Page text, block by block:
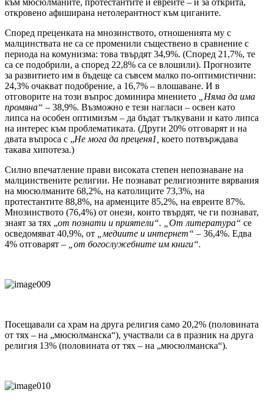
към мюсюлманите, протестантите и евреите – и за открита,
откровено афиширана нетолерантност към циганите.
Според преценката на мнозинството, отношенията му с
малцинствата не са се променили съществено в сравнение с
периода на комунизма: това твърдят 34,9%. (Според 21,7%, те
са се подобрили, а според 22,8% са се влошили). Прогнозите
за развитието им в бъдеще са съвсем малко по-оптимистични:
24,3% очакват подобрение, а 16,7% – влошаване. И в
отговорите на този въпрос доминира мнението
„Няма да има
промяна“ – 38,9%. Възможно е тези нагласи – освен като
липса на особен оптимизъм – да бъдат тълкувани и като липса
на интерес към проблематиката. (Други 20% отговарят и на
двата въпроса с „Не мога да преценя1, което потвърждава
такава хипотеза.)
Силно впечатление прави високата степен непознаване на
малцинствените религии. Не познават религиозните вярвания
на мюсюлманите 68,2%, на католиците 73,3%, на
протестантите 88,8%, на арменците 85,2%, на евреите 87%.
Мнозинството (76,4%) от онези, които твърдят, че ги познават,
знаят за тях „от познати и приятели“. „От литература“ се
осведомяват 40,9%, от
„медиите и интернет“ – 36,4%. Едва
4% отговарят –
„от богослужебните им книги“.
Посещавали са храм на друга религия само 20,2% (половината
от тях – на „мюсюлманска“), участвали са в празник на друга
религия 13% (половината от тях – на „мюсюлманска“).